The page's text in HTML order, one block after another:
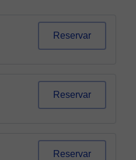
Reservar
Reservar
Reservar